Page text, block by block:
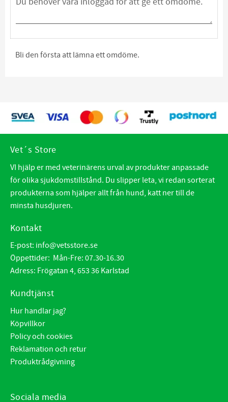
Bli den första att lämna ett omdöme.
Vet´s Store
VI hjälp er med veterinärens urval av produkter anpassade
för olika sjukdomstillstånd. Du slipper leta, vi redan sorterat
produkterna som hjälper allt från hund, katt ner till de
minsta husdjuren.
Kontakt
E-post: info@vetsstore.se
Öppettider: Mån-Fre: 07.30-16.30
Adress: Frögatan 4, 653 36 Karlstad
Kundtjänst
Hur handlar jag?
Köpvillkor
Policy och cookies
Reklamation och retur
Produktrådgivning
Sociala media